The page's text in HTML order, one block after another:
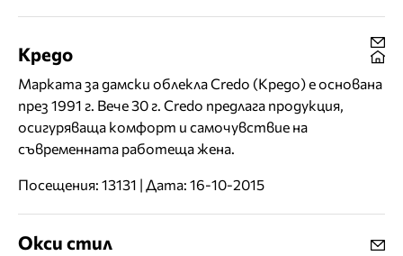
Кредо
Марката за дамски облекла Credo (Кредо) е основана
през 1991 г. Вече 30 г. Credo предлага продукция,
осигуряваща комфорт и самочувствие на
съвременната работеща жена.
Посещения: 13131 | Дата: 16-10-2015
Окси стил